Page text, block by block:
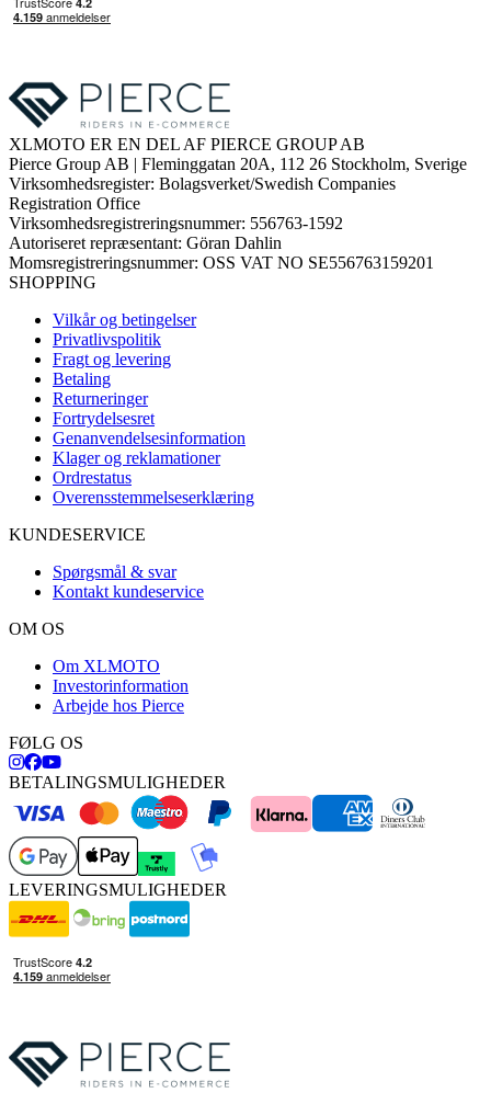
XLMOTO ER EN DEL AF PIERCE GROUP AB
Pierce Group AB | Fleminggatan 20A, 112 26 Stockholm, Sverige
Virksomhedsregister: Bolagsverket/Swedish Companies
Registration Office
Virksomhedsregistreringsnummer: 556763-1592
Autoriseret repræsentant: Göran Dahlin
Momsregistreringsnummer: OSS VAT NO SE556763159201
SHOPPING
Vilkår og betingelser
Privatlivspolitik
Fragt og levering
Betaling
Returneringer
Fortrydelsesret
Genanvendelsesinformation
Klager og reklamationer
Ordrestatus
Overensstemmelseserklæring
KUNDESERVICE
Spørgsmål & svar
Kontakt kundeservice
OM OS
Om XLMOTO
Investorinformation
Arbejde hos Pierce
FØLG OS
BETALINGSMULIGHEDER
LEVERINGSMULIGHEDER